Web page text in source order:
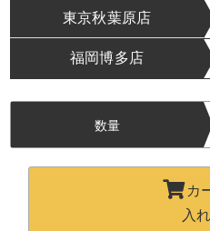
東京秋葉原店
福岡博多店
数量
カ
入